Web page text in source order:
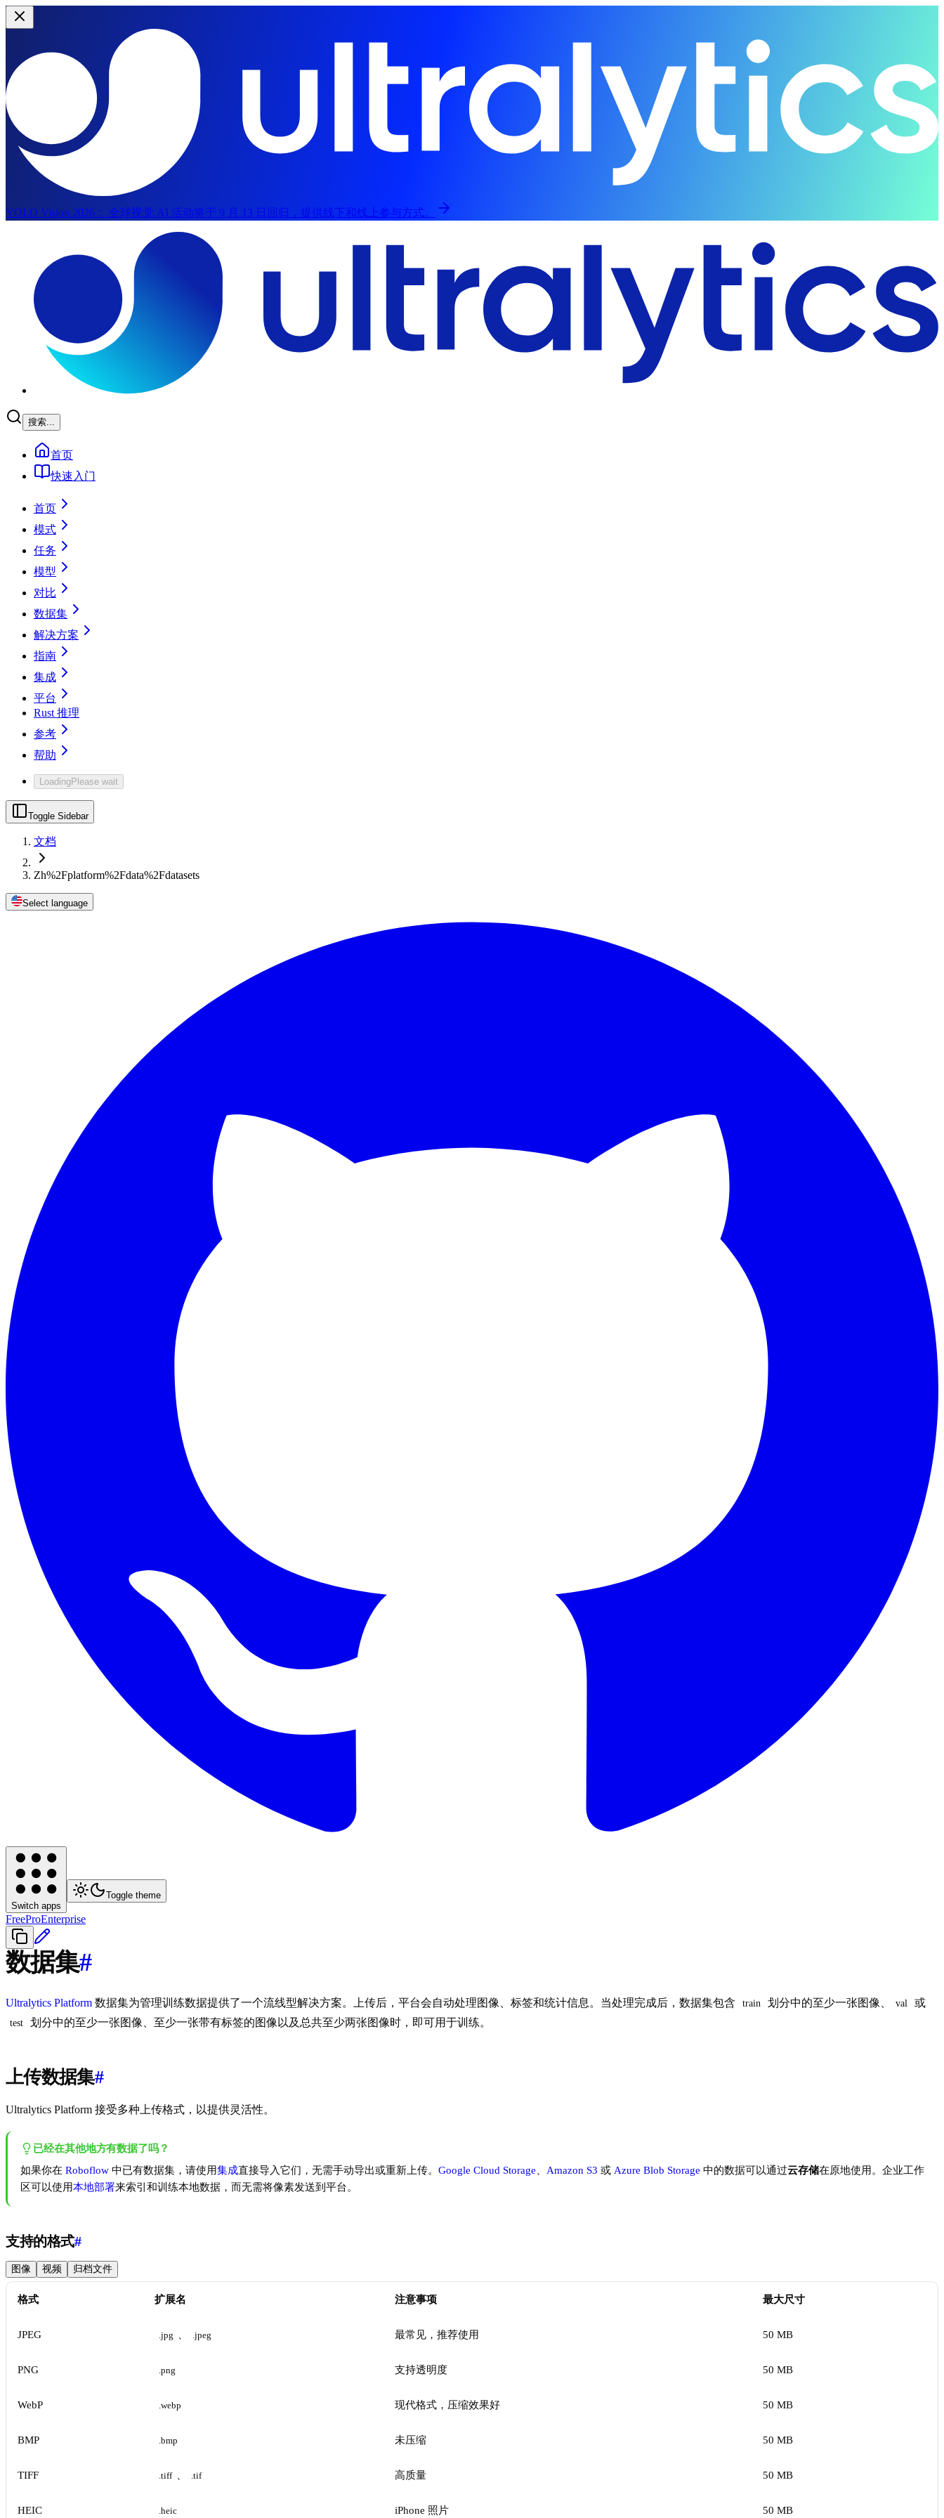
YOLO Vision 2026：
全球视觉 AI 活动将于 9 月 13 日回归，提供线下和线上参与方式。
搜索...
首页
快速入门
首页
模式
任务
模型
对比
数据集
解决方案
指南
集成
平台
Rust 推理
参考
帮助
LoadingPlease wait
Toggle Sidebar
文档
Zh%2Fplatform%2Fdata%2Fdatasets
Select language
Switch apps
Toggle theme
FreeProEnterprise
数据集#
Ultralytics Platform 数据集为管理训练数据提供了一个流线型解决方案。上传后，平台会自动处理图像、标签和统计信息。当处理完成后，数据集包含 train 划分中的至少一张图像、 val 或
test 划分中的至少一张图像、至少一张带有标签的图像以及总共至少两张图像时，即可用于训练。
上传数据集#
Ultralytics Platform 接受多种上传格式，以提供灵活性。
已经在其他地方有数据了吗？
如果你在 Roboflow 中已有数据集，请使用集成直接导入它们，无需手动导出或重新上传。 Google Cloud Storage Amazon S3 或 Azure Blob Storage 中的数据可以通过云存储在原地使用。企业工作
区可以使用本地部署来索引和训练本地数据，而无需将像素发送到平台。
支持的格式#
图像 视频 归档文件
格式 扩展名 注意事项 最大尺寸
JPEG .jpg .jpeg 最常见，推荐使用 50 MB
PNG .png 支持透明度 50 MB
WebP .webp 现代格式，压缩效果好 50 MB
BMP .bmp 未压缩 50 MB
TIFF .tiff .tif 高质量 50 MB
HEIC .heic iPhone 照片 50 MB